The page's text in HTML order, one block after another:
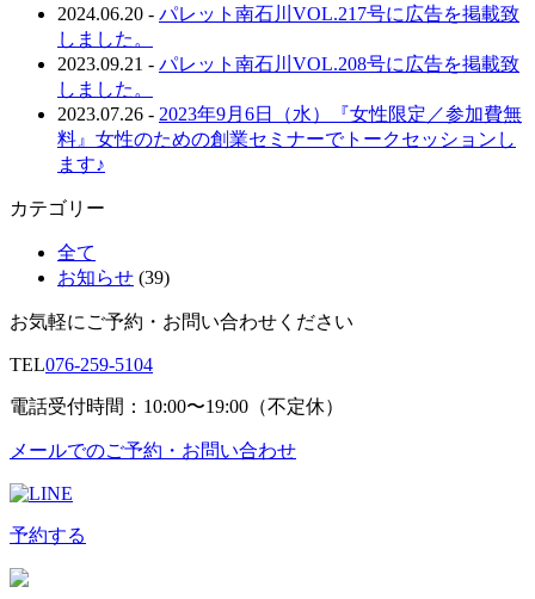
2024.06.20 - パレット南石川VOL.217号に広告を掲載致
しました。
2023.09.21 - パレット南石川VOL.208号に広告を掲載致
しました。
2023.07.26 - 2023年9月6日（水）『女性限定／参加費無
料』女性のための創業セミナーでトークセッションし
ます♪
カテゴリー
全て
お知らせ (39)
お気軽にご予約・お問い合わせください
TEL076-259-5104
電話受付時間：10:00〜19:00（不定休）
メールでのご予約・お問い合わせ
予約する